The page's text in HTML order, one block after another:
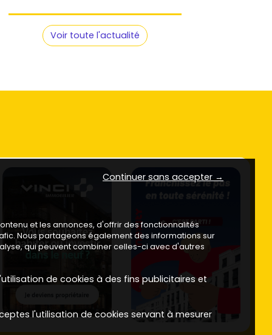
Voir toute l'actualité
Continuer sans accepter →
et les annonces, d'offrir des fonctionnalités
Nous partageons également des informations sur
qui peuvent combiner celles-ci avec d'autres
de cookies à des fins publicitaires et
l'utilisation de cookies servant à mesurer